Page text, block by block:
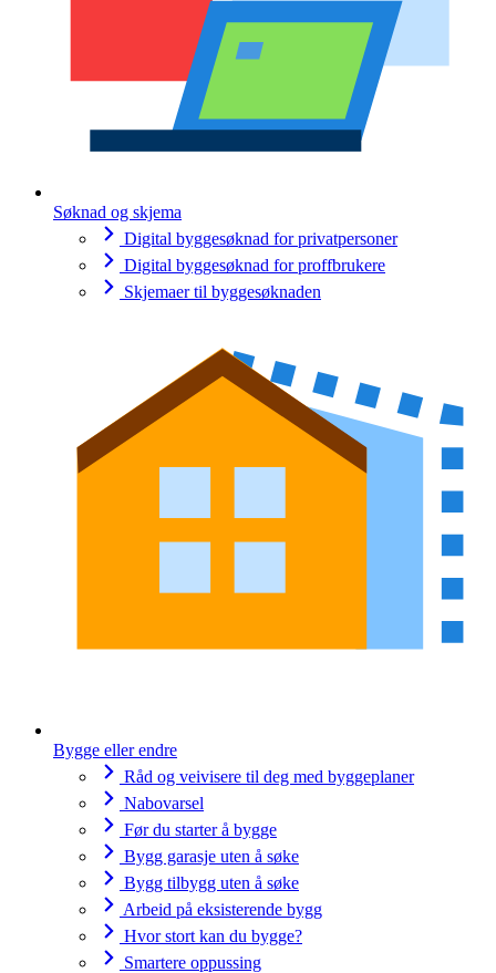
Søknad og skjema
Digital byggesøknad for privatpersoner
Digital byggesøknad for proffbrukere
Skjemaer til byggesøknaden
Bygge eller endre
Råd og veivisere til deg med byggeplaner
Nabovarsel
Før du starter å bygge
Bygg garasje uten å søke
Bygg tilbygg uten å søke
Arbeid på eksisterende bygg
Hvor stort kan du bygge?
Smartere oppussing